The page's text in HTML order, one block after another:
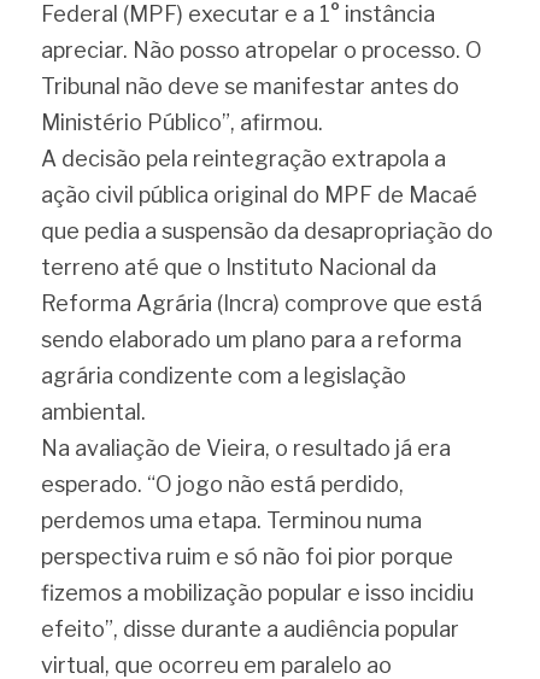
Federal (MPF) executar e a 1° instância
apreciar. Não posso atropelar o processo. O
Tribunal não deve se manifestar antes do
Ministério Público”, afirmou.
A decisão pela reintegração extrapola a
ação civil pública original do MPF de Macaé
que pedia a suspensão da desapropriação do
terreno até que o Instituto Nacional da
Reforma Agrária (Incra) comprove que está
sendo elaborado um plano para a reforma
agrária condizente com a legislação
ambiental.
Na avaliação de Vieira, o resultado já era
esperado. “O jogo não está perdido,
perdemos uma etapa. Terminou numa
perspectiva ruim e só não foi pior porque
fizemos a mobilização popular e isso incidiu
efeito”, disse durante a audiência popular
virtual, que ocorreu em paralelo ao